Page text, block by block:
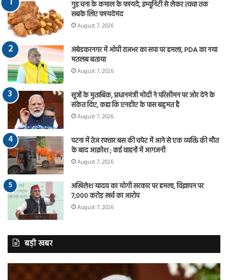
गुड़ चना के कमाल के फायदे, इम्यूनिटी से लेकर त्वचा तक
सबके लिए फायदेमंद
August 7, 2026
अंबेडकरनगर में ओपी राजभर का सपा पर हमला, PDA का नया
मतलब बताया
August 7, 2026
सूत्रों के मुताबिक, प्रधानमंत्री मोदी ने परिसीमन पर जोर देने के
संकेत दिए, कहा कि एनडीए के पास बहुमत है
August 7, 2026
पटना में तेज रफ्तार बस की चपेट में आने से एक व्यक्ति की मौत
के बाद आक्रोश ; कई वाहनों में आगजनी
August 7, 2026
अखिलेश यादव का योगी सरकार पर हमला, विज्ञापन पर
7,000 करोड़ खर्च का आरोप
August 7, 2026
बड़ी खबर